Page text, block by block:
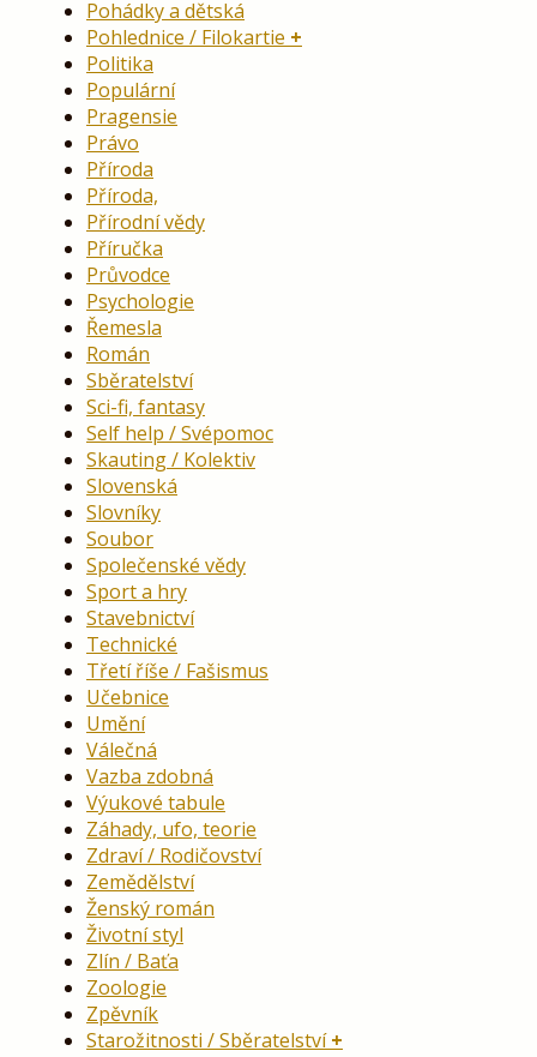
Pohádky a dětská
Pohlednice / Filokartie
Politika
Populární
Pragensie
Právo
Příroda
Příroda,
Přírodní vědy
Příručka
Průvodce
Psychologie
Řemesla
Román
Sběratelství
Sci-fi, fantasy
Self help / Svépomoc
Skauting / Kolektiv
Slovenská
Slovníky
Soubor
Společenské vědy
Sport a hry
Stavebnictví
Technické
Třetí říše / Fašismus
Učebnice
Umění
Válečná
Vazba zdobná
Výukové tabule
Záhady, ufo, teorie
Zdraví / Rodičovství
Zemědělství
Ženský román
Životní styl
Zlín / Baťa
Zoologie
Zpěvník
Starožitnosti / Sběratelství